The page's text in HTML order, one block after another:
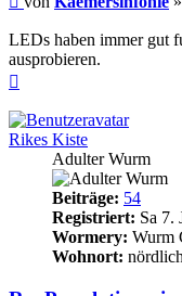
LEDs haben immer gut
ausprobieren.
Rikes Kiste
Adulter Wurm
Beiträge: 54
Registriert: Sa 7.
Wormery: Wurm
Wohnort: